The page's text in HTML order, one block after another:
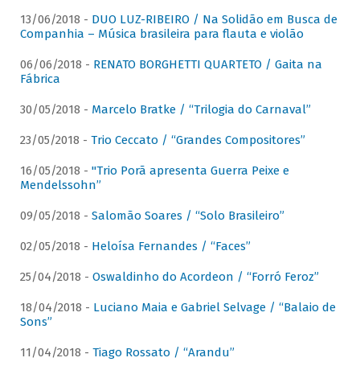
13/06/2018 - DUO LUZ-RIBEIRO / Na Solidão em Busca de
Companhia – Música brasileira para flauta e violão
06/06/2018 - RENATO BORGHETTI QUARTETO / Gaita na
Fábrica
30/05/2018 - Marcelo Bratke / “Trilogia do Carnaval”
23/05/2018 - Trio Ceccato / “Grandes Compositores”
16/05/2018 - "Trio Porã apresenta Guerra Peixe e
Mendelssohn”
09/05/2018 - Salomão Soares / “Solo Brasileiro”
02/05/2018 - Heloísa Fernandes / “Faces”
25/04/2018 - Oswaldinho do Acordeon / “Forró Feroz”
18/04/2018 - Luciano Maia e Gabriel Selvage / “Balaio de
Sons”
11/04/2018 - Tiago Rossato / “Arandu”